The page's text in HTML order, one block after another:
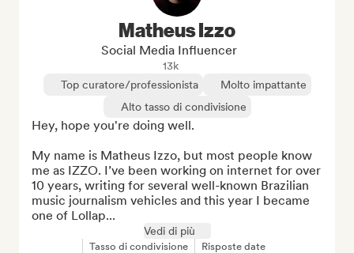
Matheus Izzo
Social Media Influencer
13k
Top curatore/professionista
Molto impattante
Alto tasso di condivisione
Hey, hope you're doing well.
My name is Matheus Izzo, but most people know
me as IZZO. I’ve been working on internet for over
10 years, writing for several well-known Brazilian
music journalism vehicles and this year I became
one of Lollap...
Vedi di più
Tasso di condivisione Risposte date